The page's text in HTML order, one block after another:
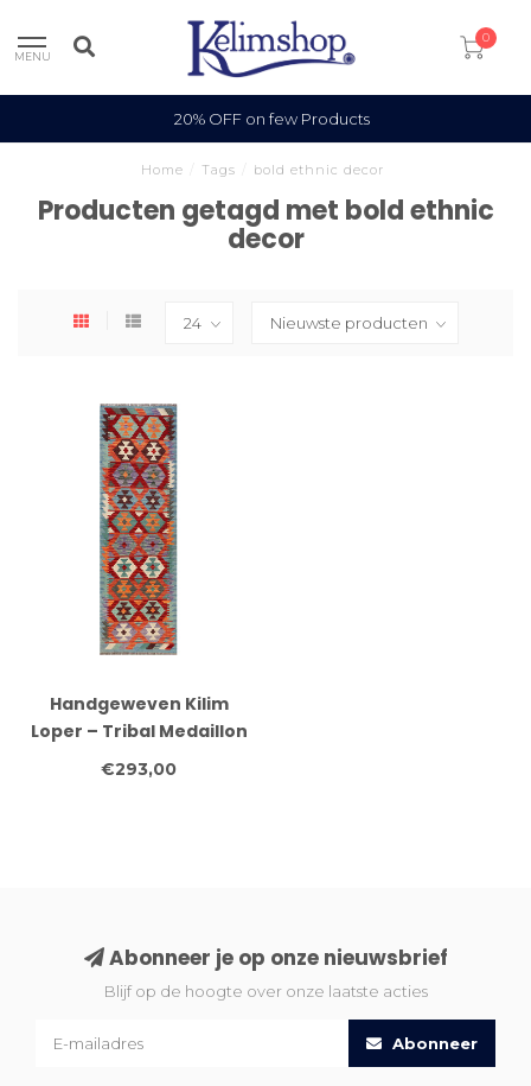
MENU
0
20% OFF on few Products
Home Tags bold ethnic decor
Producten getagd met bold ethnic
decor
Handgeweven Kilim
Loper – Tribal Medaillon
Vloerkleed – 245x75 cm
€293,00
Abonneer je op onze nieuwsbrief
Blijf op de hoogte over onze laatste acties
Abonneer